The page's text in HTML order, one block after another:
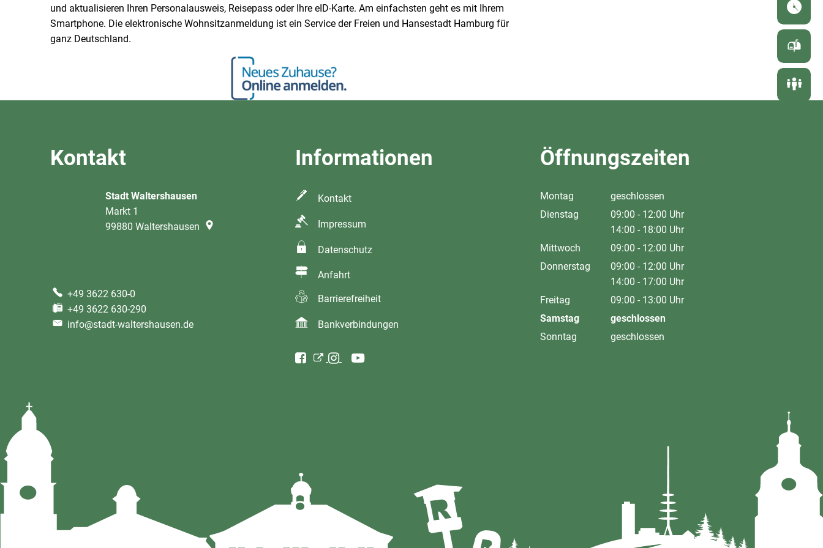
und aktualisieren Ihren Personalausweis, Reisepass oder Ihre eID-Karte. Am einfachsten geht es mit Ihrem
Smartphone. Die elektronische Wohnsitzanmeldung ist ein Service der Freien und Hansestadt Hamburg für
ganz Deutschland.
Kontakt
Stadt Waltershausen
Markt 1
99880 Waltershausen
+49 3622 630-0
+49 3622 630-290
info@stadt-waltershausen.de
Informationen
Kontakt
Impressum
Datenschutz
Anfahrt
Barrierefreiheit
Bankverbindungen
Öffnungszeiten
Montag
geschlossen
Dienstag
09:00 - 12:00 Uhr
Von 09:00 bis 12:00 Uhr
14:00 - 18:00 Uhr
Von 14:00 bis 18:00 Uhr
Mittwoch 09:00 - 12:00 Uhr
Von 09:00 bis 12:00 Uhr
Donnerstag 09:00 - 12:00 Uhr
Von 09:00 bis 12:00 Uhr
14:00 - 17:00 Uhr
Von 14:00 bis 17:00 Uhr
Freitag 09:00 - 13:00 Uhr
Von 09:00 bis 13:00 Uhr
Samstag
geschlossen
Sonntag
geschlossen